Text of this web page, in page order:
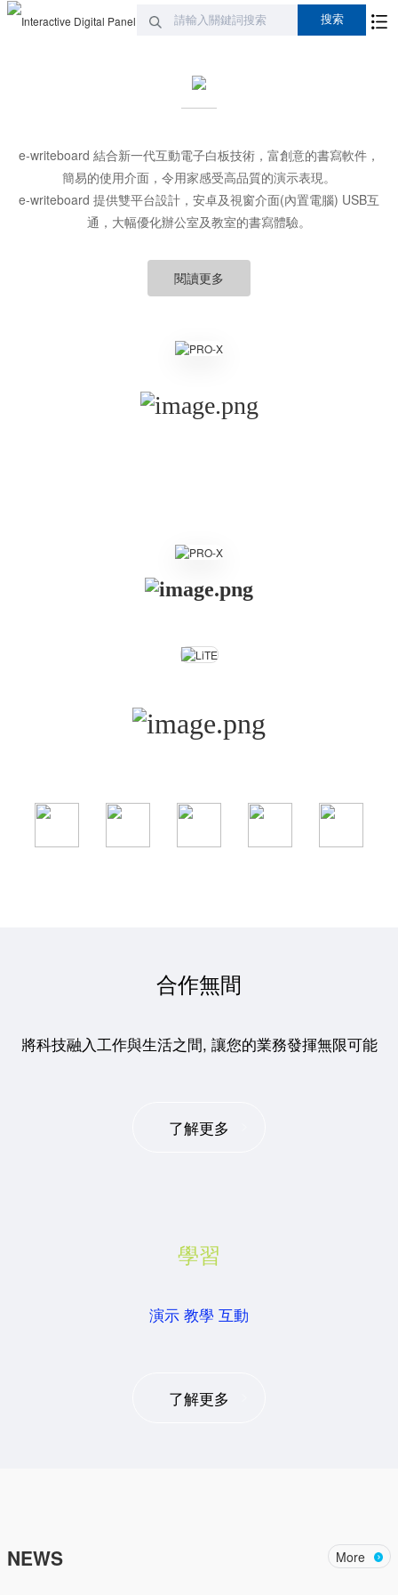
e-writeboard 結合新一代互動電子白板技術，富創意的書寫軟件，
簡易的使用介面，令用家感受高品質的演示表現。
e-writeboard 提供雙平台設計，安卓及視窗介面(內置電腦) USB互
通，大幅優化辦公室及教室的書寫體驗。
閱讀更多
合作無間
將科技融入工作與生活之間, 讓您的業務發揮無限可能
了解更多
學習
演示 教學 互動
了解更多
NEWS More